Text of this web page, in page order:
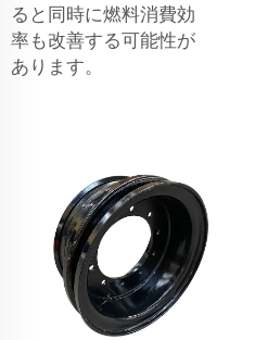
ると同時に燃料消費効
率も改善する可能性が
あります。